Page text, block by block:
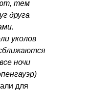
тем
друга
уколов
ночи
для